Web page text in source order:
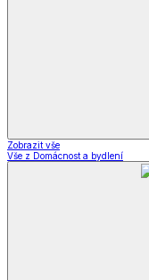
Zobrazit vše
Vše z Domácnost a bydlení